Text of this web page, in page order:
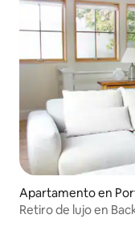
Apartamento en
Retiro de lujo en